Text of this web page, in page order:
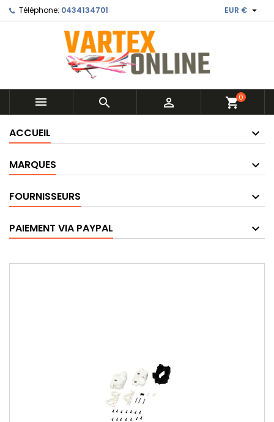
Téléphone: 0434134701 EUR € 
   shopping_cart0
ACCUEIL
MARQUES
FOURNISSEURS
PAIEMENT VIA PAYPAL